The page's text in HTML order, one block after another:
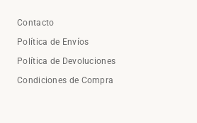
Contacto
Política de Envíos
Política de Devoluciones
Condiciones de Compra